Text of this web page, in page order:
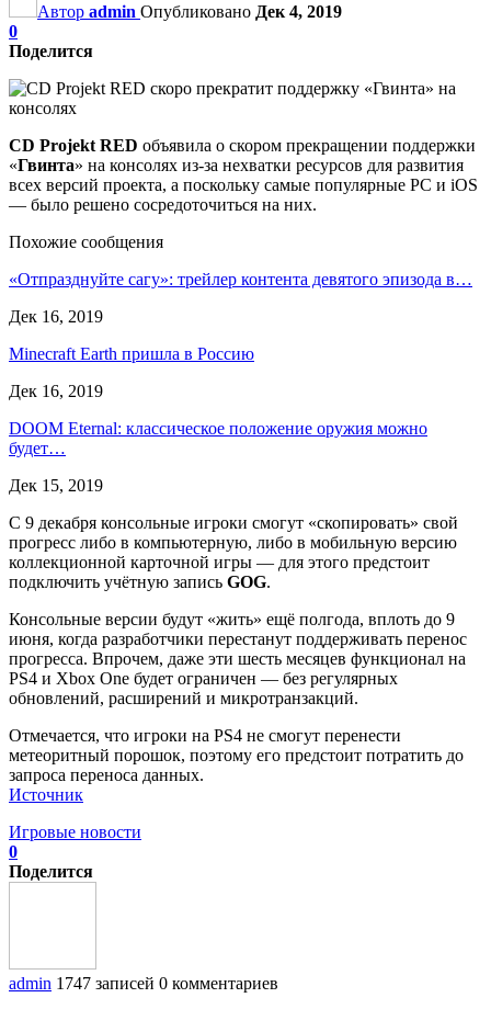
Автор admin Опубликовано Дек 4, 2019
0
Поделится
CD Projekt RED объявила о скором прекращении поддержки
«Гвинта» на консолях из-за нехватки ресурсов для развития
всех версий проекта, а поскольку самые популярные РС и iOS
— было решено сосредоточиться на них.
Похожие сообщения
«Отпразднуйте сагу»: трейлер контента девятого эпизода в…
Дек 16, 2019
Minecraft Earth пришла в Россию
Дек 16, 2019
DOOM Eternal: классическое положение оружия можно
будет…
Дек 15, 2019
С 9 декабря консольные игроки смогут «скопировать» свой
прогресс либо в компьютерную, либо в мобильную версию
коллекционной карточной игры — для этого предстоит
подключить учётную запись GOG.
Консольные версии будут «жить» ещё полгода, вплоть до 9
июня, когда разработчики перестанут поддерживать перенос
прогресса. Впрочем, даже эти шесть месяцев функционал на
PS4 и Xbox One будет ограничен — без регулярных
обновлений, расширений и микротранзакций.
Отмечается, что игроки на PS4 не смогут перенести
метеоритный порошок, поэтому его предстоит потратить до
запроса переноса данных.
Источник
Игровые новости
0
Поделится
admin 1747 записей 0 комментариев